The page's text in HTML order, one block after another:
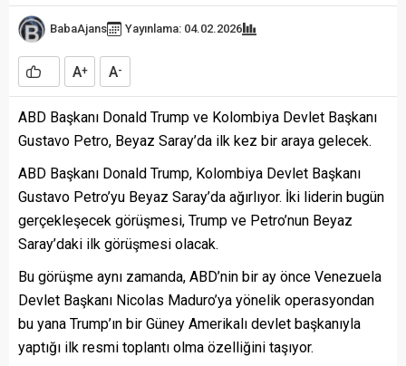
BabaAjans Yayınlama: 04.02.2026
A+ A-
ABD Başkanı Donald Trump ve Kolombiya Devlet Başkanı
Gustavo Petro, Beyaz Saray’da ilk kez bir araya gelecek.
ABD Başkanı Donald Trump, Kolombiya Devlet Başkanı
Gustavo Petro’yu Beyaz Saray’da ağırlıyor. İki liderin bugün
gerçekleşecek görüşmesi, Trump ve Petro’nun Beyaz
Saray’daki ilk görüşmesi olacak.
Bu görüşme aynı zamanda, ABD’nin bir ay önce Venezuela
Devlet Başkanı Nicolas Maduro’ya yönelik operasyondan
bu yana Trump’ın bir Güney Amerikalı devlet başkanıyla
yaptığı ilk resmi toplantı olma özelliğini taşıyor.